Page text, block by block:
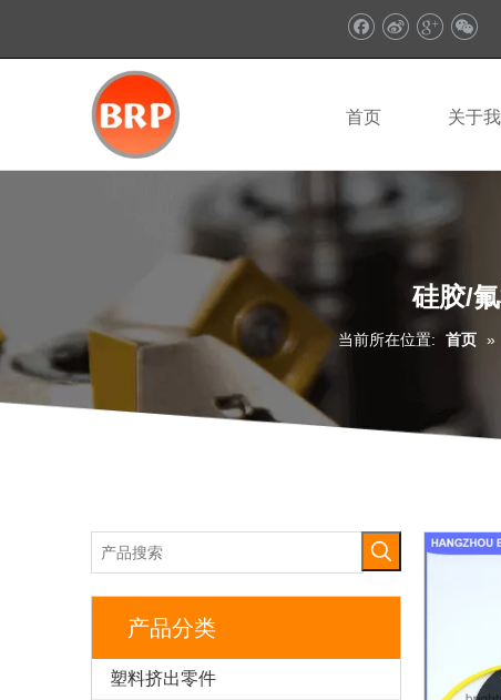
首页 关于
硅胶/
当前所在位置: 首页 »
产品分类
塑料挤出零件